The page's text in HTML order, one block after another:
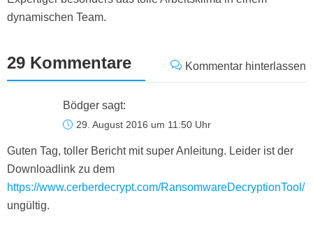
dynamischen Team.
29 Kommentare Kommentar hinterlassen
Bödger sagt:
29. August 2016 um 11:50 Uhr
Guten Tag, toller Bericht mit super Anleitung. Leider ist der
Downloadlink zu dem
https://www.cerberdecrypt.com/RansomwareDecryptionTool/
ungültig.